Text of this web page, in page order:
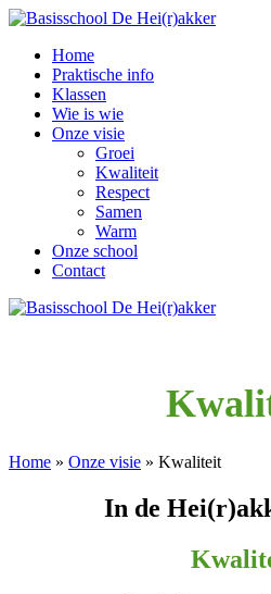
Home
Praktische info
Klassen
Wie is wie
Onze visie
Groei
Kwaliteit
Respect
Samen
Warm
Onze school
Contact
Home » Onze visie » Kwaliteit
In de